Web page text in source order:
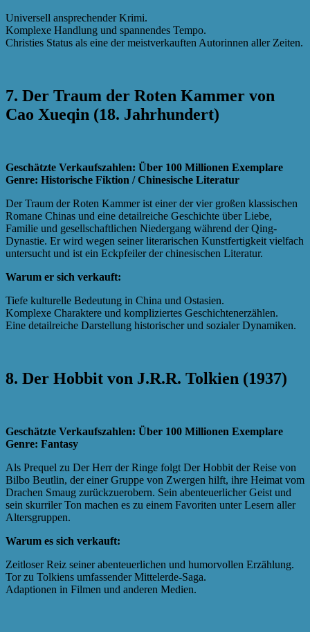
Universell ansprechender Krimi.
Komplexe Handlung und spannendes Tempo.
Christies Status als eine der meistverkauften Autorinnen aller Zeiten.
7. Der Traum der Roten Kammer von
Cao Xueqin (18. Jahrhundert)
Geschätzte Verkaufszahlen: Über 100 Millionen Exemplare
Genre: Historische Fiktion / Chinesische Literatur
Der Traum der Roten Kammer ist einer der vier großen klassischen
Romane Chinas und eine detailreiche Geschichte über Liebe,
Familie und gesellschaftlichen Niedergang während der Qing-
Dynastie. Er wird wegen seiner literarischen Kunstfertigkeit vielfach
untersucht und ist ein Eckpfeiler der chinesischen Literatur.
Warum er sich verkauft:
Tiefe kulturelle Bedeutung in China und Ostasien.
Komplexe Charaktere und kompliziertes Geschichtenerzählen.
Eine detailreiche Darstellung historischer und sozialer Dynamiken.
8. Der Hobbit von J.R.R. Tolkien (1937)
Geschätzte Verkaufszahlen: Über 100 Millionen Exemplare
Genre: Fantasy
Als Prequel zu Der Herr der Ringe folgt Der Hobbit der Reise von
Bilbo Beutlin, der einer Gruppe von Zwergen hilft, ihre Heimat vom
Drachen Smaug zurückzuerobern. Sein abenteuerlicher Geist und
sein skurriler Ton machen es zu einem Favoriten unter Lesern aller
Altersgruppen.
Warum es sich verkauft:
Zeitloser Reiz seiner abenteuerlichen und humorvollen Erzählung.
Tor zu Tolkiens umfassender Mittelerde-Saga.
Adaptionen in Filmen und anderen Medien.